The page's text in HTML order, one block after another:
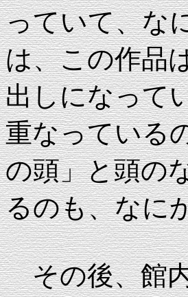
っていて、な
は、この作品
出しになって
重なっている
の頭」と頭の
るのも、なに
その後、館内